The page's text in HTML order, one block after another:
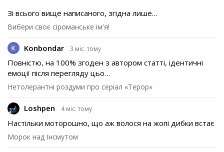
Зі всього вище написаного, згідна лише…
Вибери своє сіроманське ім'я!
Konbondar 3 міс. тому
Повністю, на 100% згоден з автором статті, ідентичні
емоції після перегляду цьо…
Нетолерантні роздуми про серіал «Терор»
Loshpen 4 міс. тому
Настільки моторошно, що аж волося на жопі дибки встає
Морок над Інсмутом